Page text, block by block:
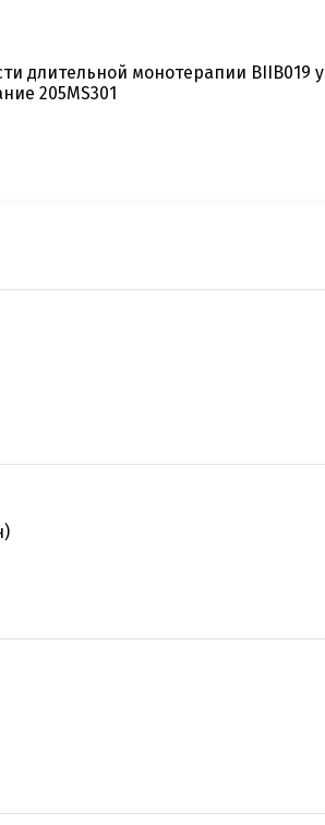
длительной монотерапии BIIB019 у
205MS301